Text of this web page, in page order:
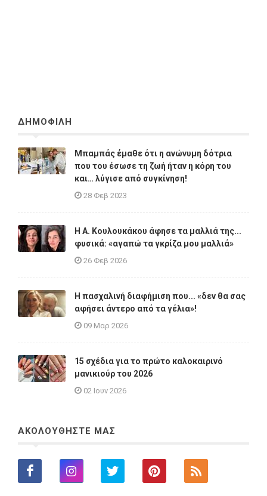
ΔΗΜΟΦΙΛΗ
Μπαμπάς έμαθε ότι η ανώνυμη δότρια
που του έσωσε τη ζωή ήταν η κόρη του
και… λύγισε από συγκίνηση!
28 Φεβ 2023
Η A. Κουλουκάκου άφησε τα μαλλιά της...
φυσικά: «αγαπώ τα γκρίζα μου μαλλιά»
26 Φεβ 2026
Η πασχαλινή διαφήμιση που... «δεν θα σας
αφήσει άντερο από τα γέλια»!
09 Μαρ 2026
15 σχέδια για το πρώτο καλοκαιρινό
μανικιούρ του 2026
02 Ιουν 2026
ΑΚΟΛΟΥΘΗΣΤΕ ΜΑΣ